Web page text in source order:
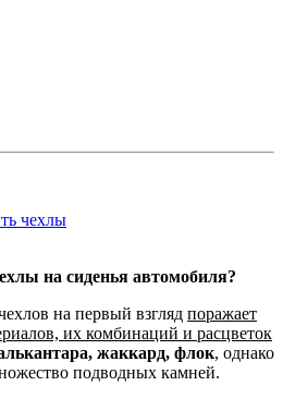
чехлы
на сиденья автомобиля?
на первый взгляд поражает
их комбинаций и расцветок
жаккард, флок, однако
подводных камней.